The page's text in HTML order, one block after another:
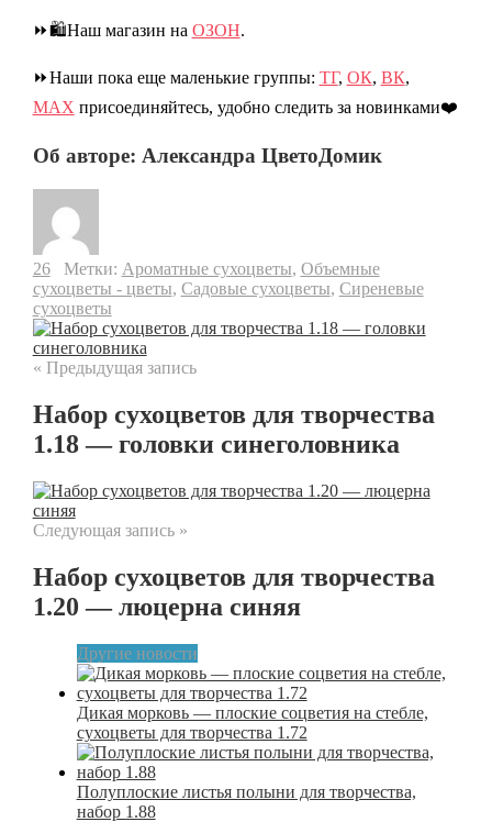
⏩🛍️Наш магазин на ОЗОН.
⏩Наши пока еще маленькие группы: ТГ, ОК, ВК,
МАХ присоединяйтесь, удобно следить за новинками❤️
Об авторе: Александра ЦветоДомик
26 Метки: Ароматные сухоцветы, Объемные
сухоцветы - цветы, Садовые сухоцветы, Сиреневые
сухоцветы
« Предыдущая запись
Набор сухоцветов для творчества
1.18 — головки синеголовника
Следующая запись »
Набор сухоцветов для творчества
1.20 — люцерна синяя
Другие новости
Дикая морковь — плоские соцветия на стебле,
сухоцветы для творчества 1.72
Полуплоские листья полыни для творчества,
набор 1.88